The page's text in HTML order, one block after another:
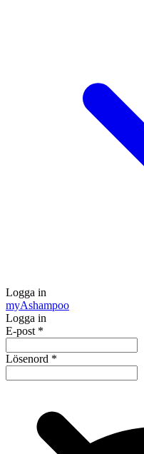
Logga in
myAshampoo
Logga in
E-post *
Lösenord *